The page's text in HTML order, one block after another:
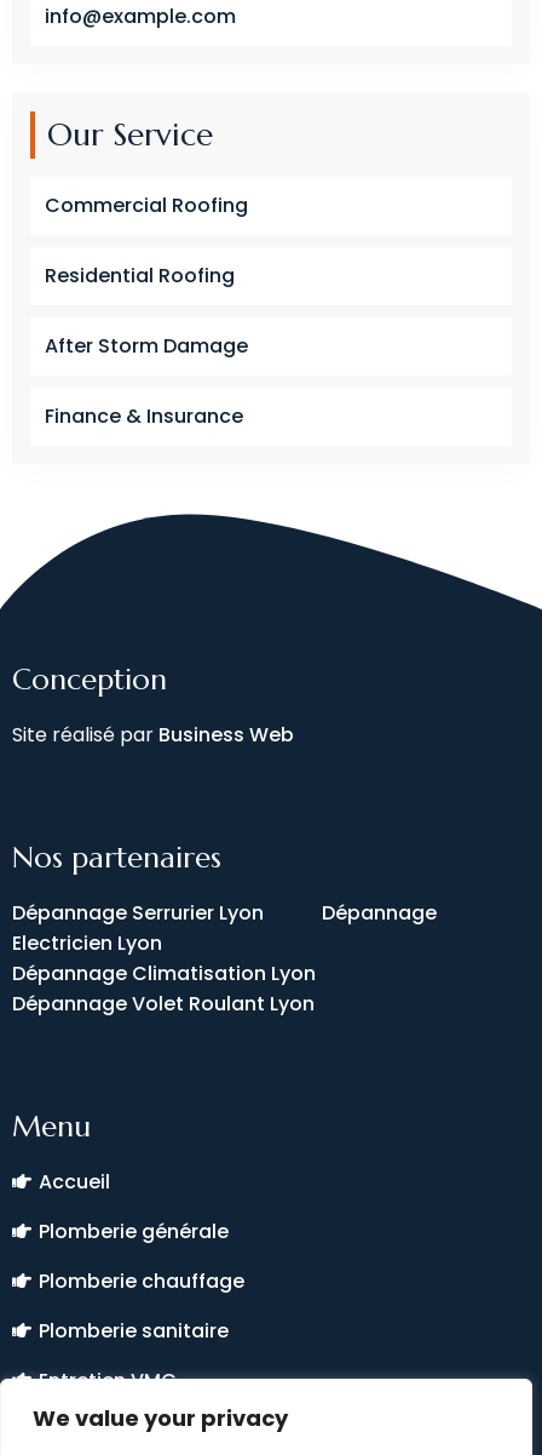
We value your privacy
info@example.com
Our Service
Commercial Roofing
Residential Roofing
After Storm Damage
Finance & Insurance
Conception
Site réalisé par Business Web
Nos partenaires
Dépannage Serrurier Lyon Dépannage
Electricien Lyon
Dépannage Climatisation Lyon
Dépannage Volet Roulant Lyon
Menu
Accueil
Plomberie générale
Plomberie chauffage
Plomberie sanitaire
Entretien VMC
Climatisation